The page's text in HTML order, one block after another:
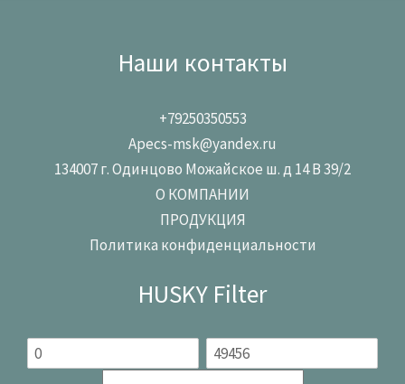
Наши контакты
+79250350553
Apecs-msk@yandex.ru
134007 г. Одинцово Можайское ш. д 14 В 39/2
О КОМПАНИИ
ПРОДУКЦИЯ
Политика конфиденциальности
HUSKY Filter